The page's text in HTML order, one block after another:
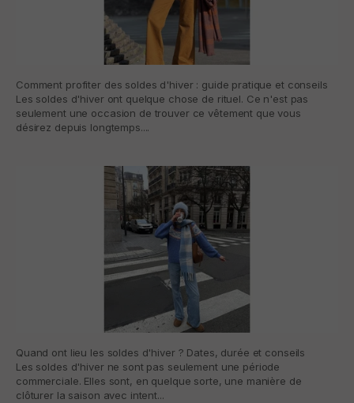
Comment profiter des soldes d'hiver : guide pratique et conseils
Les soldes d'hiver ont quelque chose de rituel. Ce n'est pas
seulement une occasion de trouver ce vêtement que vous
désirez depuis longtemps....
Quand ont lieu les soldes d'hiver ? Dates, durée et conseils
Les soldes d'hiver ne sont pas seulement une période
commerciale. Elles sont, en quelque sorte, une manière de
clôturer la saison avec intent...